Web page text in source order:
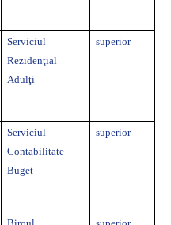
Serviciul
Rezidenţial
Adulţi
superior
Serviciul
Contabilitate
Buget
superior